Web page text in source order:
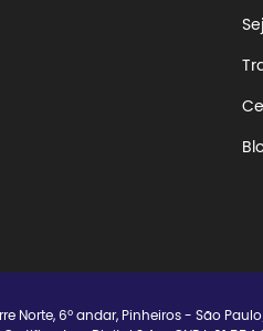
Norte, 6º andar, Pinheiros - São Paulo/